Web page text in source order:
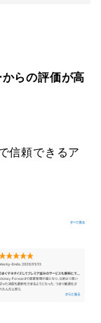
らの評価が高
信頼できるア